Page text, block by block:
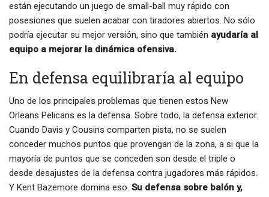
están ejecutando un juego de small-ball muy rápido con
posesiones que suelen acabar con tiradores abiertos. No sólo
podría ejecutar su mejor versión, sino que también ayudaría al
equipo a mejorar la dinámica ofensiva.
En defensa equilibraría al equipo
Uno de los principales problemas que tienen estos New
Orleans Pelicans es la defensa. Sobre todo, la defensa exterior.
Cuando Davis y Cousins comparten pista, no se suelen
conceder muchos puntos que provengan de la zona, a si que la
mayoría de puntos que se conceden son desde el triple o
desde desajustes de la defensa contra jugadores más rápidos.
Y Kent Bazemore domina eso. Su defensa sobre balón y,